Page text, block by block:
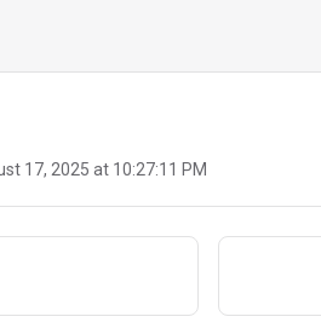
17, 2025 at 10:27:11 PM